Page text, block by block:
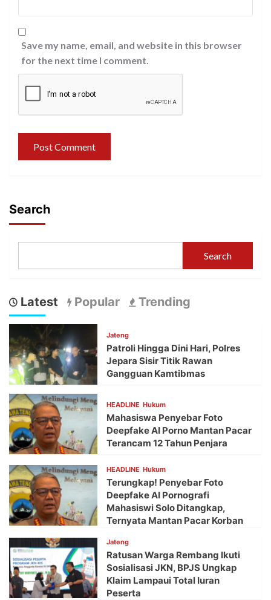
Save my name, email, and website in this browser
for the next time I comment.
Search
Search
Latest Popular Trending
Jateng
Patroli Hingga Dini Hari, Polres
Jepara Sisir Titik Rawan
Gangguan Kamtibmas
HEADLINE Hukum
Mahasiswa Penyebar Foto
Deepfake AI Porno Mantan Pacar
Terancam 12 Tahun Penjara
HEADLINE Hukum
Terungkap! Penyebar Foto
Deepfake AI Pornografi
Mahasiswi Solo Ditangkap,
Ternyata Mantan Pacar Korban
Jateng
Ratusan Warga Rembang Ikuti
Sosialisasi JKN, BPJS Ungkap
Klaim Lampaui Total Iuran
Peserta